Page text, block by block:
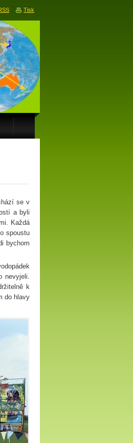
se v
a byli
Každá
spoustu
bychom
nevyjeli.
k
do hlavy
Tisk